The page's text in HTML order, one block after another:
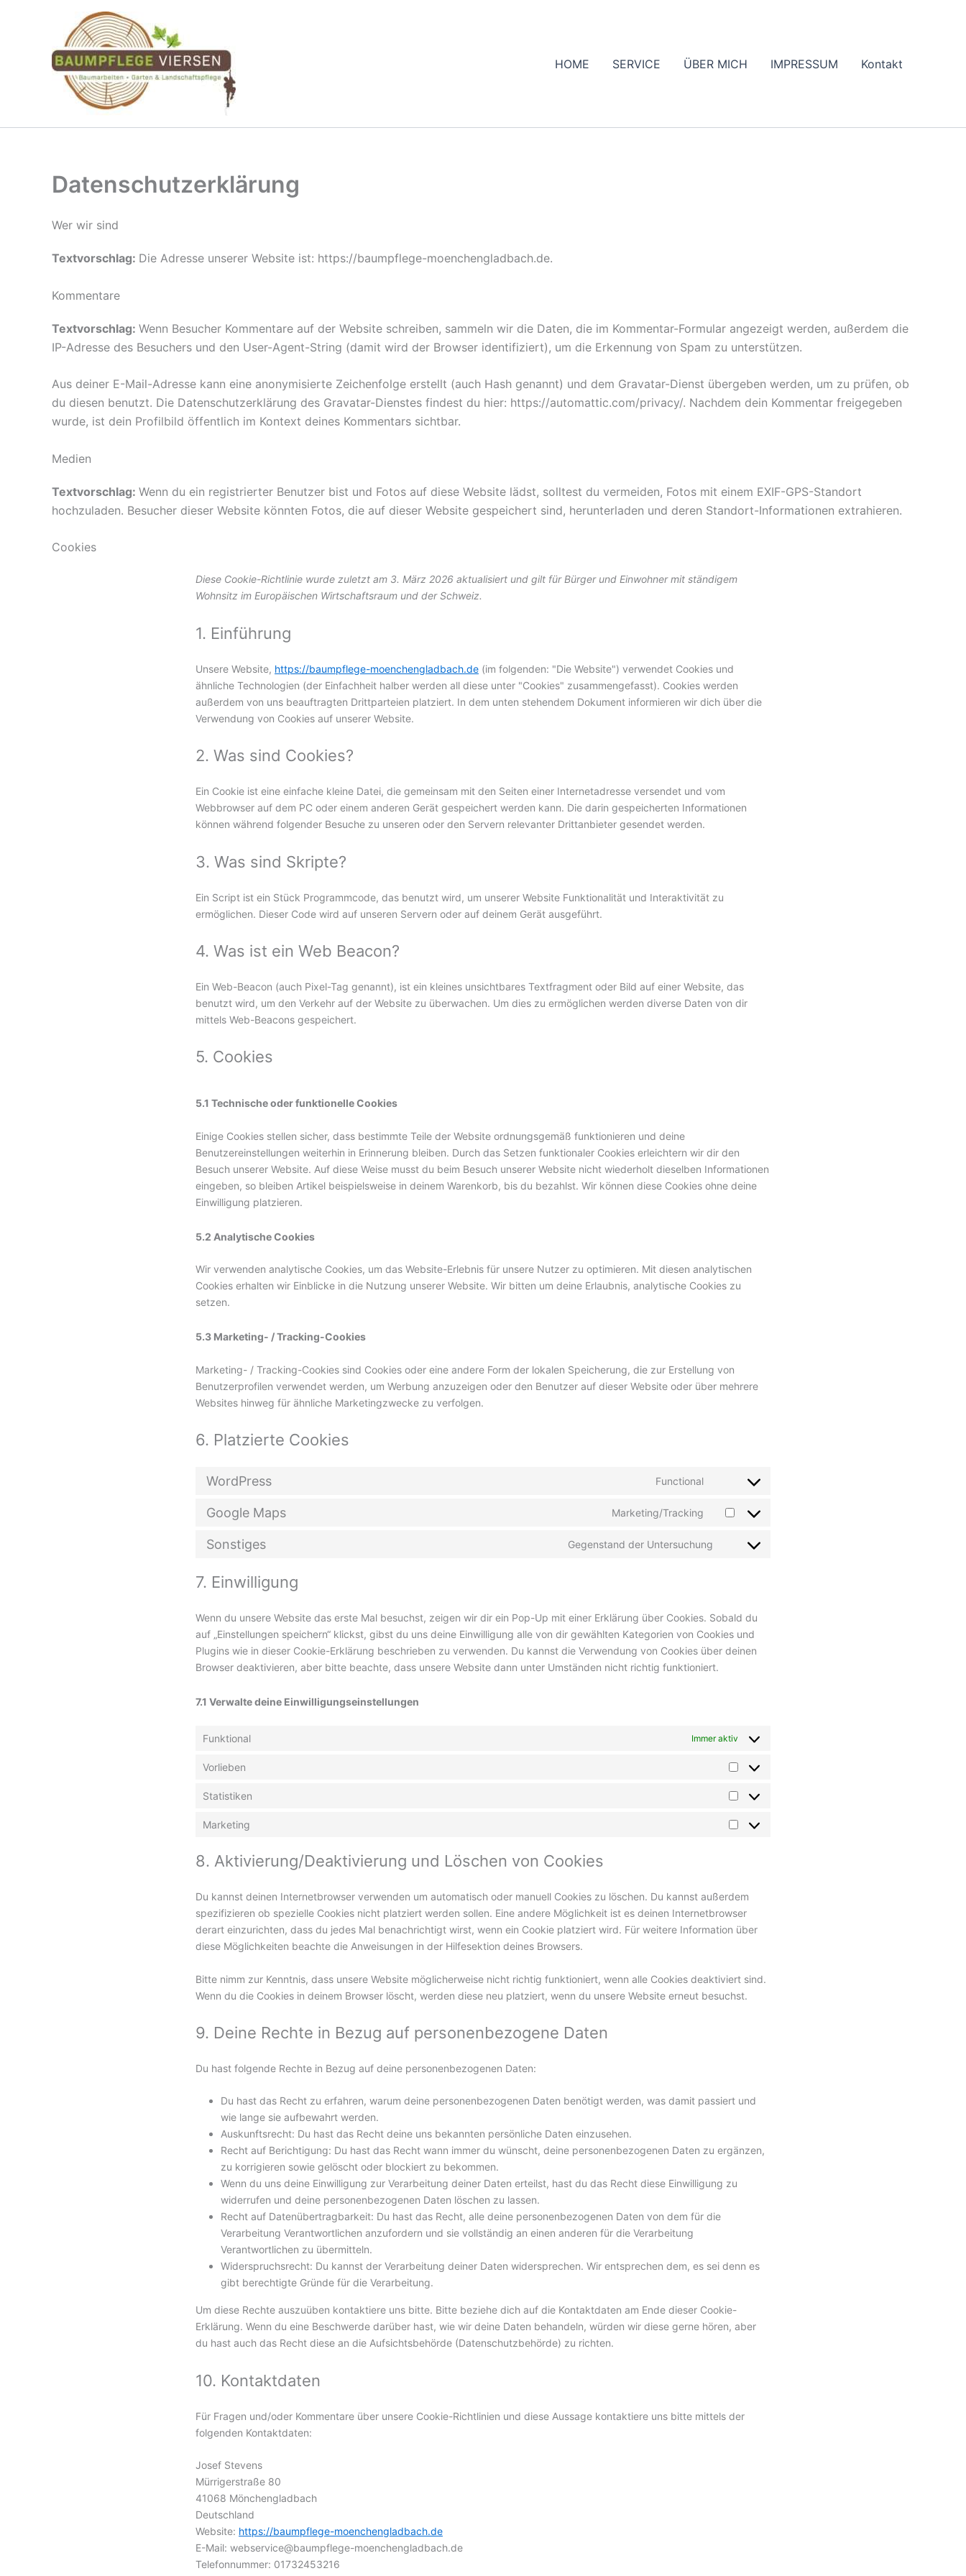
HOME
SERVICE ÜBER MICH IMPRESSUM Kontakt
Datenschutzerklärung
Wer wir sind
Textvorschlag: Die Adresse unserer Website ist: https://baumpflege-moenchengladbach.de.
Kommentare
Textvorschlag: Wenn Besucher Kommentare auf der Website schreiben, sammeln wir die Daten, die im Kommentar-Formular angezeigt werden, außerdem die
IP-Adresse des Besuchers und den User-Agent-String (damit wird der Browser identifiziert), um die Erkennung von Spam zu unterstützen.
Aus deiner E-Mail-Adresse kann eine anonymisierte Zeichenfolge erstellt (auch Hash genannt) und dem Gravatar-Dienst übergeben werden, um zu prüfen, ob
du diesen benutzt. Die Datenschutzerklärung des Gravatar-Dienstes findest du hier: https://automattic.com/privacy/. Nachdem dein Kommentar freigegeben
wurde, ist dein Profilbild öffentlich im Kontext deines Kommentars sichtbar.
Medien
Textvorschlag: Wenn du ein registrierter Benutzer bist und Fotos auf diese Website lädst, solltest du vermeiden, Fotos mit einem EXIF-GPS-Standort
hochzuladen. Besucher dieser Website könnten Fotos, die auf dieser Website gespeichert sind, herunterladen und deren Standort-Informationen extrahieren.
Cookies
Diese Cookie-Richtlinie wurde zuletzt am 3. März 2026 aktualisiert und gilt für Bürger und Einwohner mit ständigem
Wohnsitz im Europäischen Wirtschaftsraum und der Schweiz.
1. Einführung
Unsere Website, https://baumpflege-moenchengladbach.de (im folgenden: "Die Website") verwendet Cookies und
ähnliche Technologien (der Einfachheit halber werden all diese unter "Cookies" zusammengefasst). Cookies werden
außerdem von uns beauftragten Drittparteien platziert. In dem unten stehendem Dokument informieren wir dich über die
Verwendung von Cookies auf unserer Website.
2. Was sind Cookies?
Ein Cookie ist eine einfache kleine Datei, die gemeinsam mit den Seiten einer Internetadresse versendet und vom
Webbrowser auf dem PC oder einem anderen Gerät gespeichert werden kann. Die darin gespeicherten Informationen
können während folgender Besuche zu unseren oder den Servern relevanter Drittanbieter gesendet werden.
3. Was sind Skripte?
Ein Script ist ein Stück Programmcode, das benutzt wird, um unserer Website Funktionalität und Interaktivität zu
ermöglichen. Dieser Code wird auf unseren Servern oder auf deinem Gerät ausgeführt.
4. Was ist ein Web Beacon?
Ein Web-Beacon (auch Pixel-Tag genannt), ist ein kleines unsichtbares Textfragment oder Bild auf einer Website, das
benutzt wird, um den Verkehr auf der Website zu überwachen. Um dies zu ermöglichen werden diverse Daten von dir
mittels Web-Beacons gespeichert.
5. Cookies
5.1 Technische oder funktionelle Cookies
Einige Cookies stellen sicher, dass bestimmte Teile der Website ordnungsgemäß funktionieren und deine
Benutzereinstellungen weiterhin in Erinnerung bleiben. Durch das Setzen funktionaler Cookies erleichtern wir dir den
Besuch unserer Website. Auf diese Weise musst du beim Besuch unserer Website nicht wiederholt dieselben Informationen
eingeben, so bleiben Artikel beispielsweise in deinem Warenkorb, bis du bezahlst. Wir können diese Cookies ohne deine
Einwilligung platzieren.
5.2 Analytische Cookies
Wir verwenden analytische Cookies, um das Website-Erlebnis für unsere Nutzer zu optimieren. Mit diesen analytischen
Cookies erhalten wir Einblicke in die Nutzung unserer Website. Wir bitten um deine Erlaubnis, analytische Cookies zu
setzen.
5.3 Marketing- / Tracking-Cookies
Marketing- / Tracking-Cookies sind Cookies oder eine andere Form der lokalen Speicherung, die zur Erstellung von
Benutzerprofilen verwendet werden, um Werbung anzuzeigen oder den Benutzer auf dieser Website oder über mehrere
Websites hinweg für ähnliche Marketingzwecke zu verfolgen.
6. Platzierte Cookies
WordPress Functional
Consent
service
Google Maps Marketing/Tracking
Consent
service
Sonstiges Gegenstand der Untersuchung
Consent
7. Einwilligung
Wenn du unsere Website das erste Mal besuchst, zeigen wir dir ein Pop-Up mit einer Erklärung über Cookies. Sobald du
auf „Einstellungen speichern“ klickst, gibst du uns deine Einwilligung alle von dir gewählten Kategorien von Cookies und
Plugins wie in dieser Cookie-Erklärung beschrieben zu verwenden. Du kannst die Verwendung von Cookies über deinen
Browser deaktivieren, aber bitte beachte, dass unsere Website dann unter Umständen nicht richtig funktioniert.
7.1 Verwalte deine Einwilligungseinstellungen
Funktional Immer aktiv
Vorlieben
Vorlieben
Statistiken
Statistiken
Marketing
Marketing
8. Aktivierung/Deaktivierung und Löschen von Cookies
Du kannst deinen Internetbrowser verwenden um automatisch oder manuell Cookies zu löschen. Du kannst außerdem
spezifizieren ob spezielle Cookies nicht platziert werden sollen. Eine andere Möglichkeit ist es deinen Internetbrowser
derart einzurichten, dass du jedes Mal benachrichtigt wirst, wenn ein Cookie platziert wird. Für weitere Information über
diese Möglichkeiten beachte die Anweisungen in der Hilfesektion deines Browsers.
Bitte nimm zur Kenntnis, dass unsere Website möglicherweise nicht richtig funktioniert, wenn alle Cookies deaktiviert sind.
Wenn du die Cookies in deinem Browser löscht, werden diese neu platziert, wenn du unsere Website erneut besuchst.
9. Deine Rechte in Bezug auf personenbezogene Daten
Du hast folgende Rechte in Bezug auf deine personenbezogenen Daten:
Du hast das Recht zu erfahren, warum deine personenbezogenen Daten benötigt werden, was damit passiert und
wie lange sie aufbewahrt werden.
Auskunftsrecht: Du hast das Recht deine uns bekannten persönliche Daten einzusehen.
Recht auf Berichtigung: Du hast das Recht wann immer du wünscht, deine personenbezogenen Daten zu ergänzen,
zu korrigieren sowie gelöscht oder blockiert zu bekommen.
Wenn du uns deine Einwilligung zur Verarbeitung deiner Daten erteilst, hast du das Recht diese Einwilligung zu
widerrufen und deine personenbezogenen Daten löschen zu lassen.
Recht auf Datenübertragbarkeit: Du hast das Recht, alle deine personenbezogenen Daten von dem für die
Verarbeitung Verantwortlichen anzufordern und sie vollständig an einen anderen für die Verarbeitung
Verantwortlichen zu übermitteln.
Widerspruchsrecht: Du kannst der Verarbeitung deiner Daten widersprechen. Wir entsprechen dem, es sei denn es
gibt berechtigte Gründe für die Verarbeitung.
Um diese Rechte auszuüben kontaktiere uns bitte. Bitte beziehe dich auf die Kontaktdaten am Ende dieser Cookie-
Erklärung. Wenn du eine Beschwerde darüber hast, wie wir deine Daten behandeln, würden wir diese gerne hören, aber
du hast auch das Recht diese an die Aufsichtsbehörde (Datenschutzbehörde) zu richten.
10. Kontaktdaten
Für Fragen und/oder Kommentare über unsere Cookie-Richtlinien und diese Aussage kontaktiere uns bitte mittels der
folgenden Kontaktdaten:
Josef Stevens
Mürrigerstraße 80
41068 Mönchengladbach
Deutschland
Website: https://baumpflege-moenchengladbach.de
E-Mail: webservice@baumpflege-moenchengladbach.de
Telefonnummer: 01732453216